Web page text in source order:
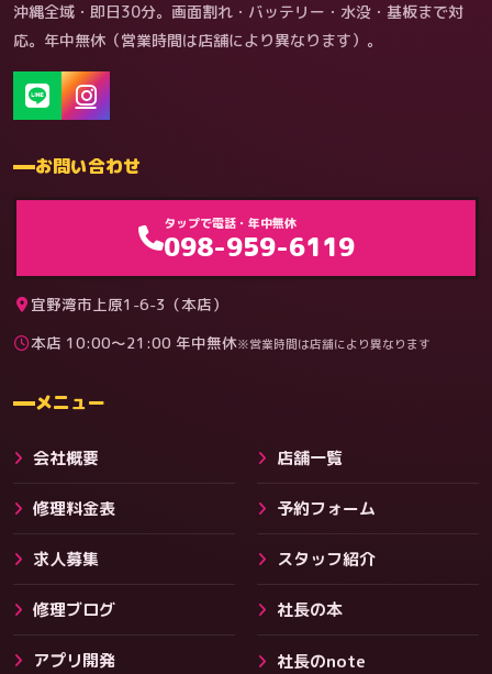
料金
沖縄全域・即日30分。画面割れ・バッテリー・水没・基板まで対
応。年中無休（営業時間は店舗により異なります）。
お問い合わせ
タップで電話・年中無休
098-959-6119
宜野湾市上原1-6-3（本店）
本店 10:00〜21:00 年中無休※営業時間は店舗により異なります
メニュー
会社概要 店舗一覧
修理料金表 予約フォーム
求人募集 スタッフ紹介
修理ブログ 社長の本
アプリ開発 社長のnote